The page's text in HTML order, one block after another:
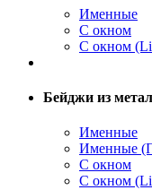
Именные
С окном
С окном
Бейджи из
Именные
Именные
С окном
С окном